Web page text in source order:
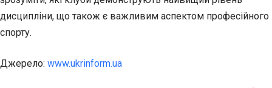
дисципліни, що також є важливим аспектом професійного
спорту.
Джерело: www.ukrinform.ua